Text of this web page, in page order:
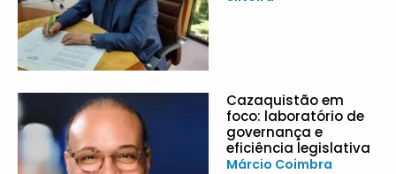
Cazaquistão em
foco: laboratório de
governança e
eficiência legislativa
Márcio Coimbra